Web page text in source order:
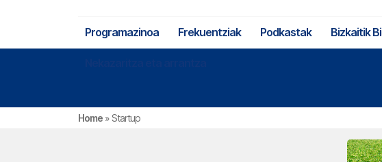
Programazinoa Frekuentziak Podkastak Bizkaitik
Home »Startup